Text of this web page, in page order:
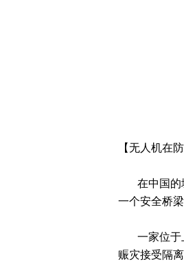
【无人机在
在中国的城
一个安全桥梁
一家位于上
赈灾接受隔